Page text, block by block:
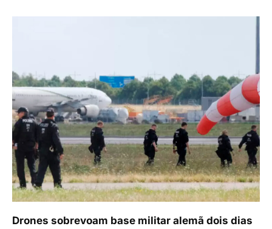
Drones sobrevoam base militar alemã dois dias